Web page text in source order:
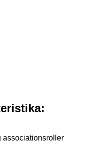
associationsroller